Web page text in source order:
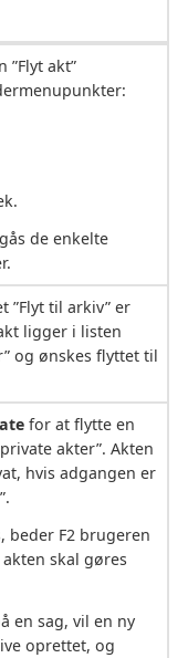
”Flyt akt”
de enkelte
”Flyt til arkiv” er
ligger i listen
og ønskes flyttet til
for at flytte en
akter”. Akten
hvis adgangen er
beder F2 brugeren
skal gøres
en sag, vil en ny
oprettet, og